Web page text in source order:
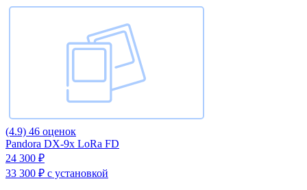
(4.9) 46 оценок
Pandora DX-9x LoRa FD
24 300 ₽
33 300 ₽ с установкой